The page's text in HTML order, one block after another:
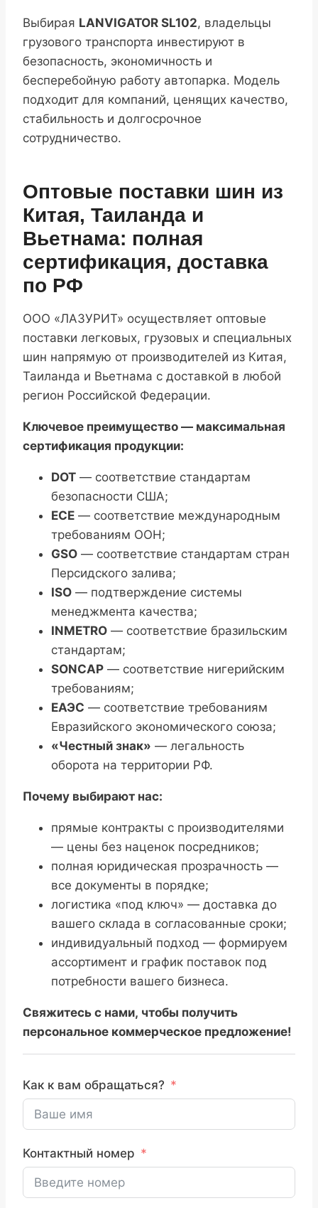
Выбирая LANVIGATOR SL102, владельцы
грузового транспорта инвестируют в
безопасность, экономичность и
бесперебойную работу автопарка. Модель
подходит для компаний, ценящих качество,
стабильность и долгосрочное
сотрудничество.
Оптовые поставки шин из
Китая, Таиланда и
Вьетнама: полная
сертификация, доставка
по РФ
ООО «ЛАЗУРИТ» осуществляет оптовые
поставки легковых, грузовых и специальных
шин напрямую от производителей из Китая,
Таиланда и Вьетнама с доставкой в любой
регион Российской Федерации.
Ключевое преимущество — максимальная
сертификация продукции:
DOT — соответствие стандартам
безопасности США;
ECE — соответствие международным
требованиям ООН;
GSO — соответствие стандартам стран
Персидского залива;
ISO — подтверждение системы
менеджмента качества;
INMETRO — соответствие бразильским
стандартам;
SONCAP — соответствие нигерийским
требованиям;
ЕАЭС — соответствие требованиям
Евразийского экономического союза;
«Честный знак» — легальность
оборота на территории РФ.
Почему выбирают нас:
прямые контракты с производителями
— цены без наценок посредников;
полная юридическая прозрачность —
все документы в порядке;
логистика «под ключ» — доставка до
вашего склада в согласованные сроки;
индивидуальный подход — формируем
ассортимент и график поставок под
потребности вашего бизнеса.
Свяжитесь с нами, чтобы получить
персональное коммерческое предложение!
Как к вам обращаться?
Контактный номер